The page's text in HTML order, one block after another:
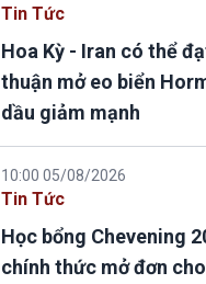
Tin Tức
Hoa Kỳ - Iran có thể
thuận mở eo biển
dầu giảm mạnh
10:00 05/08/2026
Tin Tức
Học bổng Chevening
chính thức mở đơn